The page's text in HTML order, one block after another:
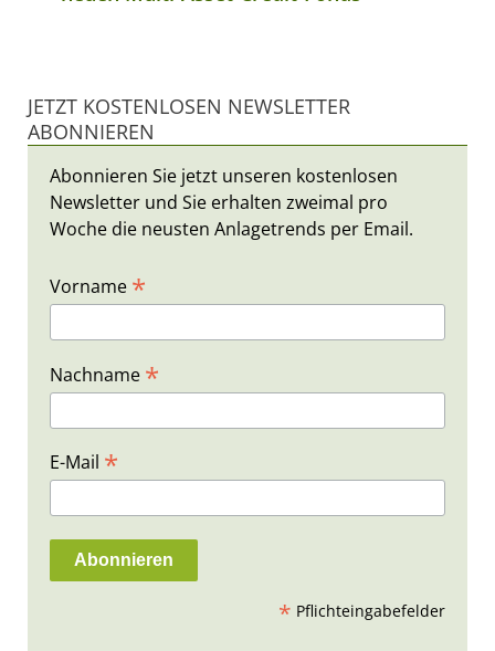
JETZT KOSTENLOSEN NEWSLETTER
ABONNIEREN
Abonnieren Sie jetzt unseren kostenlosen
Newsletter und Sie erhalten zweimal pro
Woche die neusten Anlagetrends per Email.
Vorname *
Nachname *
E-Mail *
* Pflichteingabefelder